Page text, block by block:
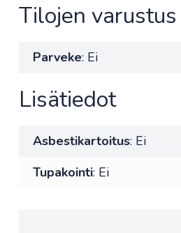
Tilojen varustus
Parveke: Ei
Lisätiedot
Asbestikartoitus: Ei
Tupakointi: Ei